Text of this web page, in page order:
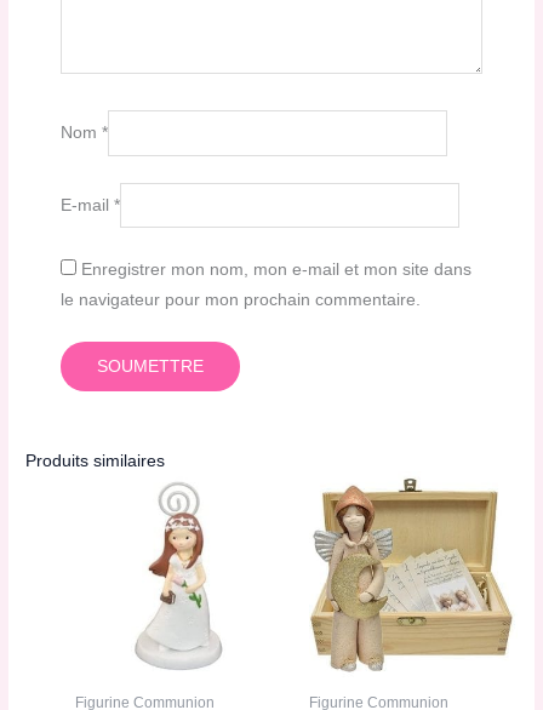
Nom*
E-mail*
Enregistrer mon nom, mon e-mail et mon site dans
le navigateur pour mon prochain commentaire.
Produits similaires
Figurine Communion Figurine Communion